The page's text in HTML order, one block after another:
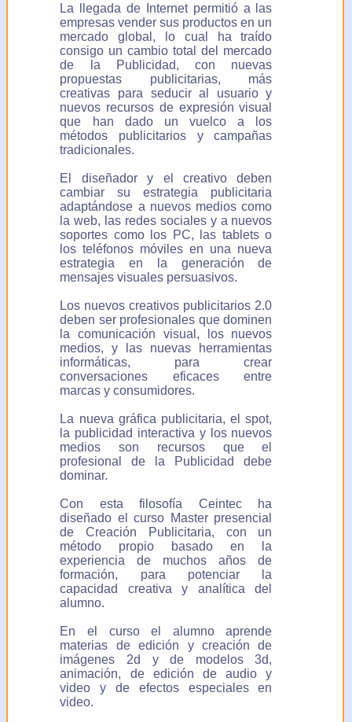
La llegada de Internet permitió a las
empresas vender sus productos en un
mercado global, lo cual ha traído
consigo un cambio total del mercado
de la Publicidad, con nuevas
propuestas publicitarias, más
creativas para seducir al usuario y
nuevos recursos de expresión visual
que han dado un vuelco a los
métodos publicitarios y campañas
tradicionales.
El diseñador y el creativo deben
cambiar su estrategia publicitaria
adaptándose a nuevos medios como
la web, las redes sociales y a nuevos
soportes como los PC, las tablets o
los teléfonos móviles en una nueva
estrategia en la generación de
mensajes visuales persuasivos.
Los nuevos creativos publicitarios 2.0
deben ser profesionales que dominen
la comunicación visual, los nuevos
medios, y las nuevas herramientas
informáticas, para crear
conversaciones eficaces entre
marcas y consumidores.
La nueva gráfica publicitaria, el spot,
la publicidad interactiva y los nuevos
medios son recursos que el
profesional de la Publicidad debe
dominar.
Con esta filosofía Ceintec ha
diseñado el curso Master presencial
de Creación Publicitaria, con un
método propio basado en la
experiencia de muchos años de
formación, para potenciar la
capacidad creativa y analítica del
alumno.
En el curso el alumno aprende
materias de edición y creación de
imágenes 2d y de modelos 3d,
animación, de edición de audio y
video y de efectos especiales en
video.